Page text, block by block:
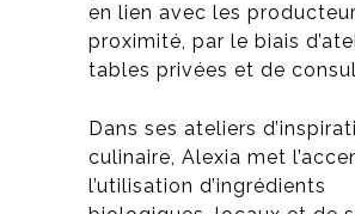
en lien avec les
proximité, par le biais
tables privées et de
Dans ses ateliers
culinaire, Alexia met
l’utilisation d’ingrédients